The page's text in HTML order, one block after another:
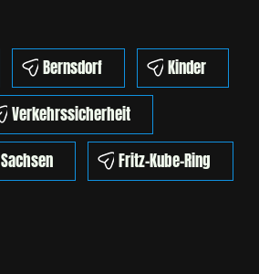
Bernsdorf
Kinder
Verkehrssicherheit
Sachsen Fritz-Kube-Ring